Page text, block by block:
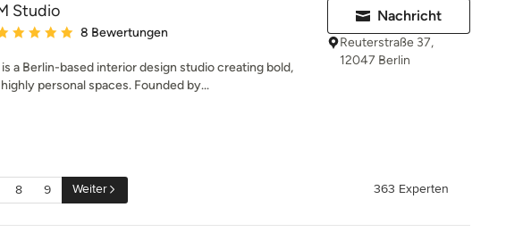
Studio
Bewertung: 5 von 5 Sternen
8 Bewertungen
a Berlin-based interior design studio creating bold,
personal spaces. Founded by...
Nachricht
Reuterstraße 37,
12047 Berlin
8 9 Weiter 363 Experten